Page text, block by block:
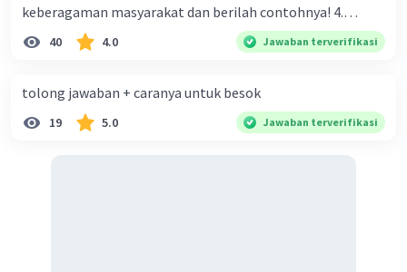
keberagaman masyarakat dan berilah contohnya! 4.
Mengapa dalam masyarakat yang memiliki keberagaman
bahasa, dan budaya. Berdasarkan pernyataan tersebut,
apa yang dapat kalian lakukan untuk menjaga
40 4.0 Jawaban terverifikasi
tolong jawaban + caranya untuk besok
19 5.0 Jawaban terverifikasi